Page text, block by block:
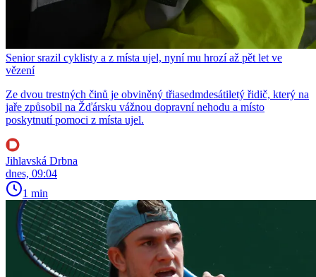
Senior srazil cyklisty a z místa ujel, nyní mu hrozí až pět let ve
vězení
Ze dvou trestných činů je obviněný třiasedmdesátiletý řidič, který na
jaře způsobil na Žďársku vážnou dopravní nehodu a místo
poskytnutí pomoci z místa ujel.
Jihlavská Drbna
dnes, 09:04
1 min